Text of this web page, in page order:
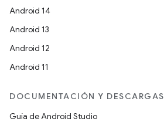
Android 14
Android 13
Android 12
Android 11
DOCUMENTACIÓN Y DESCARGAS
Guía de Android Studio